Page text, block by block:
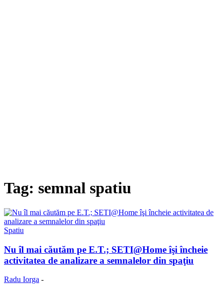
Tag: semnal spatiu
Spatiu
Nu îl mai căutăm pe E.T.; SETI@Home îşi încheie
activitatea de analizare a semnalelor din spaţiu
Radu Iorga -